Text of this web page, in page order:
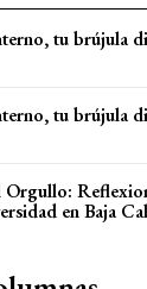
tu brújula
tu brújula
en Baja